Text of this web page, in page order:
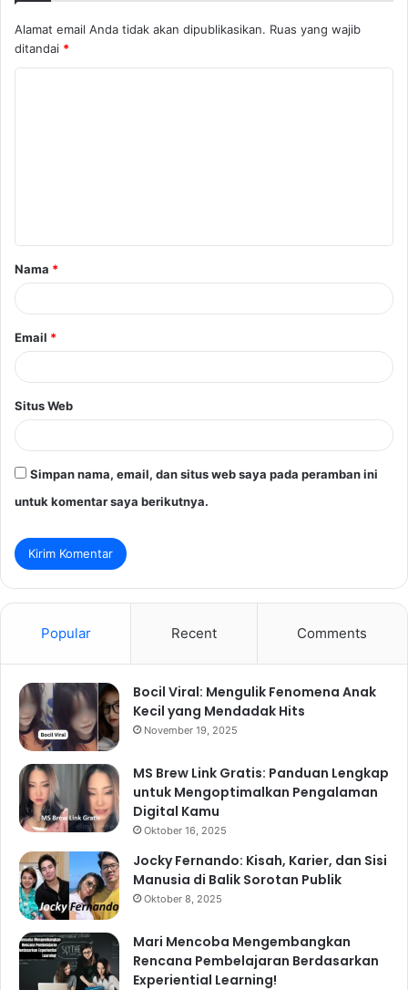
Alamat email Anda tidak akan dipublikasikan. Ruas yang wajib
ditandai *
a
r
Nama *
Email *
Situs Web
Simpan nama, email, dan situs web saya pada peramban ini
untuk komentar saya berikutnya.
Popular Recent Comments
Bocil Viral: Mengulik Fenomena Anak
Kecil yang Mendadak Hits
November 19, 2025
MS Brew Link Gratis: Panduan Lengkap
untuk Mengoptimalkan Pengalaman
Digital Kamu
Oktober 16, 2025
Jocky Fernando: Kisah, Karier, dan Sisi
Manusia di Balik Sorotan Publik
Oktober 8, 2025
Mari Mencoba Mengembangkan
Rencana Pembelajaran Berdasarkan
Experiential Learning!